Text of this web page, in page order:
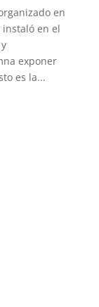
en
en el
exponer
es la...